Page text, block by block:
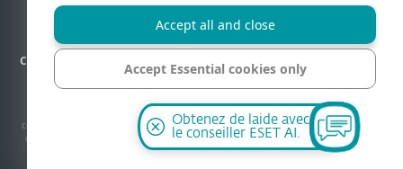
Contact Informations légales
© 1992-2026 ESET, spol. s r.o. Tous les droits sont réservés. Les marques
commerciales qui y sont utilisées sont des marques commerciales ou des marques
déposées de ESET, spol. s r.o. ou ESET Amérique du Nord. Tous les autres noms et
marques sont des marques déposées de leurs sociétés respectives.
Obtenez de laide avec
le conseiller ESET AI.
Accept all and close
Accept Essential cookies only
Manage cookies